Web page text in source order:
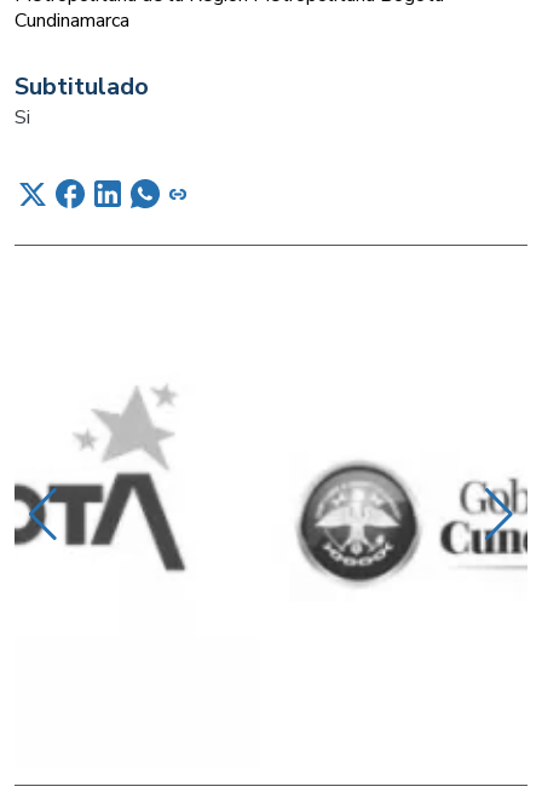
Cundinamarca
Subtitulado
Si